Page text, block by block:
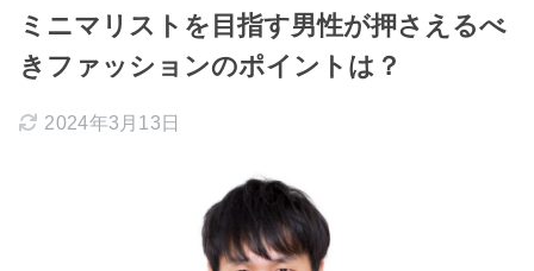
ミニマリストを目指す男性が押さえるべ
きファッションのポイントは？
2024年3月13日